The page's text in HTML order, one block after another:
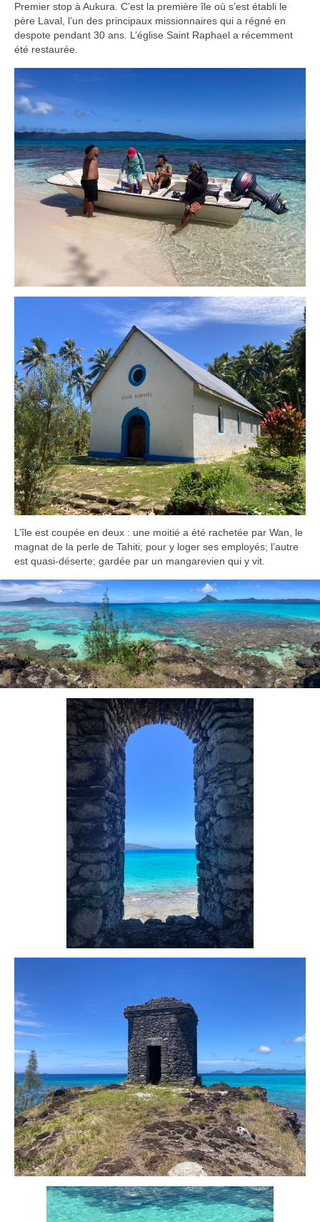
Premier stop à Aukura. C’est la première île où s’est établi le
père Laval, l’un des principaux missionnaires qui a régné en
despote pendant 30 ans. L’église Saint Raphael a récemment
été restaurée.
L’île est coupée en deux : une moitié a été rachetée par Wan, le
magnat de la perle de Tahiti; pour y loger ses employés; l’autre
est quasi-déserte; gardée par un mangarevien qui y vit.